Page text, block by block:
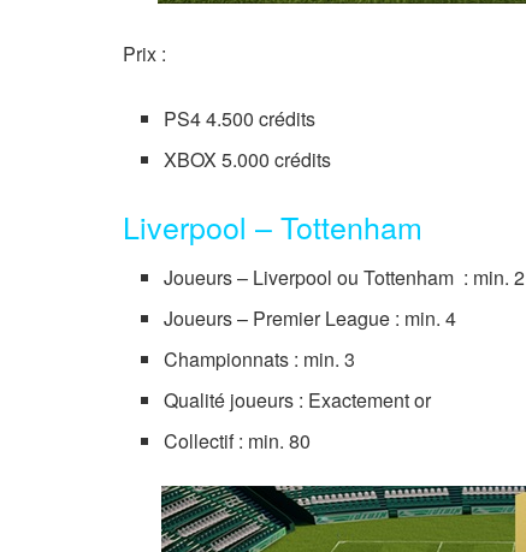
Prix :
PS4 4.500 crédits
XBOX 5.000 crédits
Liverpool – Tottenham
Joueurs – Liverpool ou Tottenham : min. 2
Joueurs – Premier League : min. 4
Championnats : min. 3
Qualité joueurs : Exactement or
Collectif : min. 80